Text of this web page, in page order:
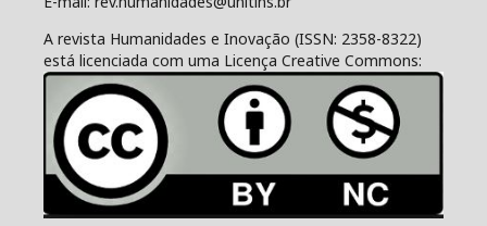
A revista Humanidades e Inovação (ISSN: 2358-8322)
está licenciada com uma Licença Creative Commons: